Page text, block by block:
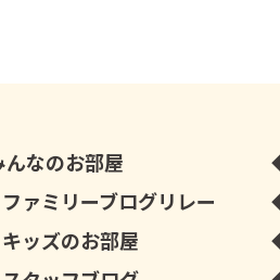
んなのお部屋
ファミリーブログリレー
キッズのお部屋